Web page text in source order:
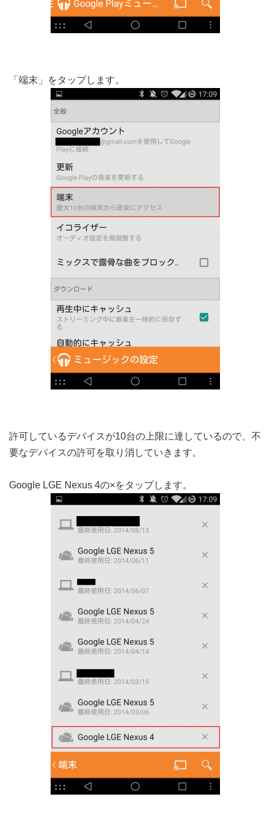
「端末」をタップします。
許可しているデバイスが10台の上限に達しているので、不
要なデバイスの許可を取り消していきます。
Google LGE Nexus 4の×をタップします。